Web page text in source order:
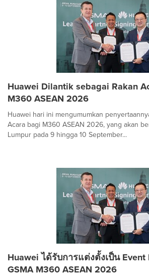
Huawei Dilantik sebagai Rakan
M360 ASEAN 2026
Huawei hari ini mengumumkan
Acara bagi M360 ASEAN 2026, yang akan
Lumpur pada 9 hingga 10 September...
Huawei ได้รับการแต่งตั้งเป็น
GSMA M360 ASEAN 2026